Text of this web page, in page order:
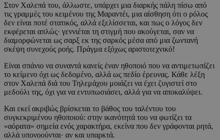
Στον Χαλεπά του, άλλωστε, υπάρχει μια διαρκής πάλη πίσω από
τις γραμμές του κειμένου της Μαραντέι, μια αίσθηση ότι ο ρόλος
δεν είναι ποτέ στατικός, αλλά εξελίσσεται, και πως ο λόγος δεν
εκφέρεται απλώς· γεννιέται τη στιγμή που ακούγεται, σαν να
διαμορφώνεται ως σαρξ εκ της σαρκός μέσα από μια ζωντανή
σκέψη συνεχούς ροής. Πράγμα εξόχως αριστοτεχνικό!
Είναι σπάνιο να συναντά κανείς έναν ηθοποιό που να αντιμετωπίζει
το κείμενο όχι ως δεδομένο, αλλά ως πεδίο έρευνας. Κάθε λέξη
στον Χαλεπά διά του Τηλεμάχου μοιάζει να έχει ζυγιστεί στο
μεδούλι της, όχι για να εντυπωσιάσει, αλλά για να αποκαλύψει.
Και εκεί ακριβώς βρίσκεται το βάθος του ταλέντου του
συγκεκριμένου ηθοποιού: στην ικανότητά του να φωτίζει τα
«αόρατα» σημεία ενός χαρακτήρα, εκείνα που δεν γράφονται ρητά,
αλλά υπονοούνται· αν και υπαρκτά.